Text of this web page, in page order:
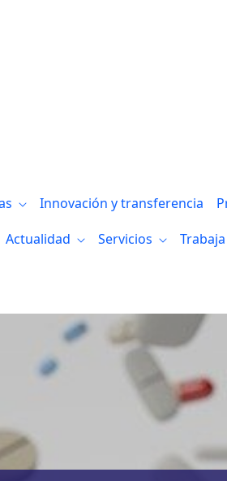
Innovación y transferencia
Actualidad Servicios